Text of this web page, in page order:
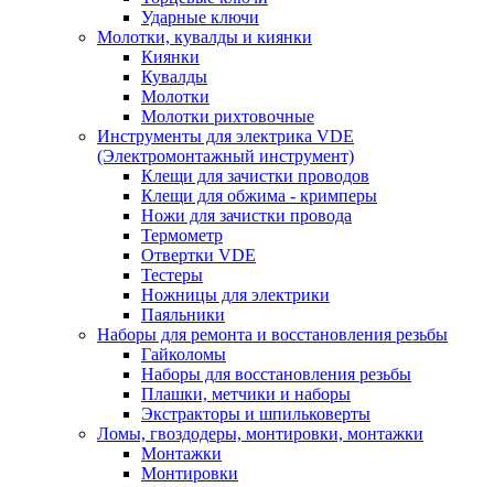
Ударные ключи
Молотки, кувалды и киянки
Киянки
Кувалды
Молотки
Молотки рихтовочные
Инструменты для электрика VDE
(Электромонтажный инструмент)
Клещи для зачистки проводов
Клещи для обжима - кримперы
Ножи для зачистки провода
Термометр
Отвертки VDE
Тестеры
Ножницы для электрики
Паяльники
Наборы для ремонта и восстановления резьбы
Гайколомы
Наборы для восстановления резьбы
Плашки, метчики и наборы
Экстракторы и шпильковерты
Ломы, гвоздодеры, монтировки, монтажки
Монтажки
Монтировки